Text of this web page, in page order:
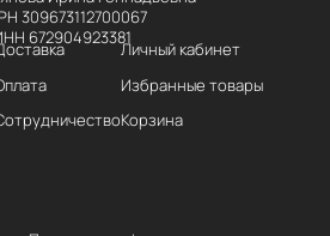
309673112700067
672904923381
Личный кабинет
Избранные товары
Корзина